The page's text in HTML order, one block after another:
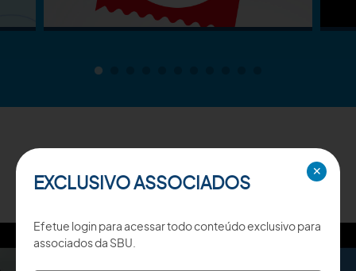
TV SBU ✕
EXCLUSIVO ASSOCIADOS
Efetue login para acessar todo conteúdo exclusivo para
associados da SBU.